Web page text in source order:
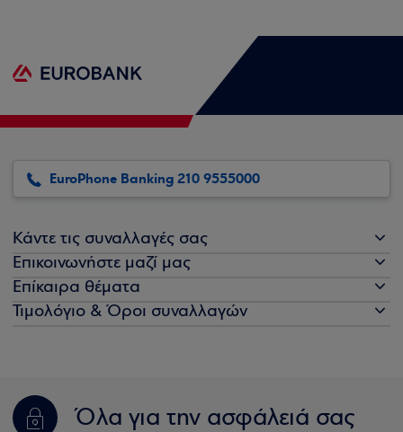
EuroPhone Banking 210 9555000
Κάντε τις συναλλαγές σας
Επικοινωνήστε μαζί μας
Επίκαιρα θέματα
Τιμολόγιο & Όροι συναλλαγών
Όλα για την ασφάλειά σας